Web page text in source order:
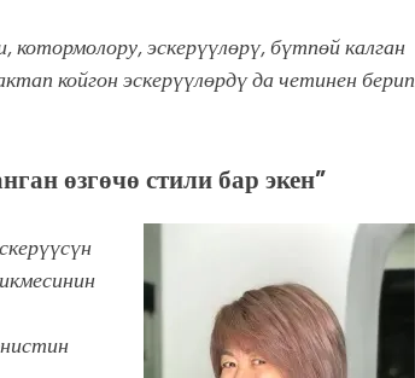
эскерүүлөрү, бүтпөй калган
койгон эскерүүлөрдү да четинен берип
өзгөчө стили бар экен”